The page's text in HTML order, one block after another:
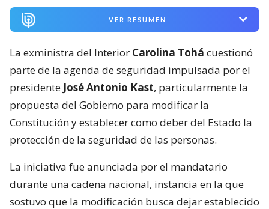
VER RESUMEN
La exministra del Interior Carolina Tohá cuestionó
parte de la agenda de seguridad impulsada por el
presidente José Antonio Kast, particularmente la
propuesta del Gobierno para modificar la
Constitución y establecer como deber del Estado la
protección de la seguridad de las personas.
La iniciativa fue anunciada por el mandatario
durante una cadena nacional, instancia en la que
sostuvo que la modificación busca dejar establecido